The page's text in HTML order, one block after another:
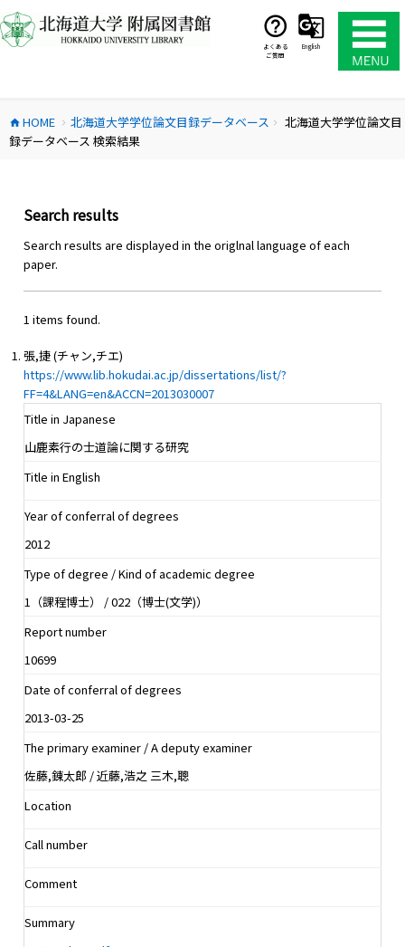
ン
テ
ス
キ
よくある
ご質問
English
home HOME chevron_right 北海道大学学位論文目録データベース chevron_right
北海道大学学位論文目
録データベース 検索結果
Search results
Search results are displayed in the origlnal language of each
paper.
1 items found.
張,捷 (チャン,チエ)
https://www.lib.hokudai.ac.jp/dissertations/list/?
FF=4&LANG=en&ACCN=2013030007
Title in Japanese
山鹿素行の士道論に関する研究
Title in English
Year of conferral of degrees
2012
Type of degree / Kind of academic degree
1（課程博士） / 022（博士(文学)）
Report number
10699
Date of conferral of degrees
2013-03-25
The primary examiner / A deputy examiner
佐藤,錬太郎 / 近藤,浩之 三木,聰
Location
Call number
Comment
Summary